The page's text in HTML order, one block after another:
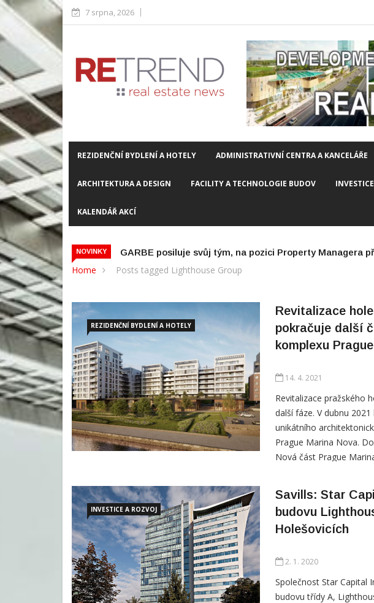
7 srpna, 2026
REZIDENČNÍ BYDLENÍ A HOTELY ADMINISTRATIVNÍ CENTRA A KANCELÁŘE
ARCHITEKTURA A DESIGN FACILITY A TECHNOLOGIE BUDOV
KALENDÁŘ AKCÍ
NOVINKY
Managera přichází Tomáš HanušBoom retail parků v menších městech startuje
Home Posts tagged Lighthouse Group
REZIDENČNÍ BYDLENÍ A HOTELY
Revitalizace
pokračuje další
komplexu
14. 4. 2021
Revitalizace pražského
další fáze. V dubnu
unikátního
Prague Marina Nova.
Nová část Prague
INVESTICE A ROZVOJ
Savills: Star
budovu
Holešovicích
2. 1. 2020
Společnost Star Capital
budovu třídy A,